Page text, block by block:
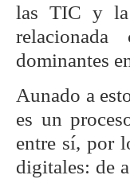
las TIC y la
dominantes
Aunado a
es un
entre sí, por
digitales: de